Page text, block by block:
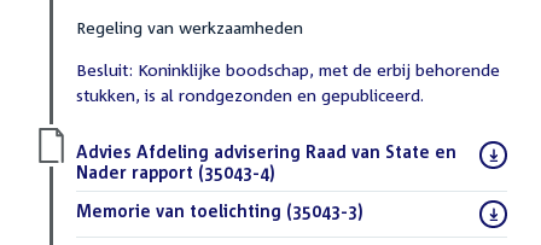
Regeling van werkzaamheden
Besluit: Koninklijke boodschap, met de erbij behorende
stukken, is al rondgezonden en gepubliceerd.
Download
bestand:
Advies Afdeling advisering Raad van State en
Nader rapport (35043-4)
Download
Memorie van toelichting (35043-3)